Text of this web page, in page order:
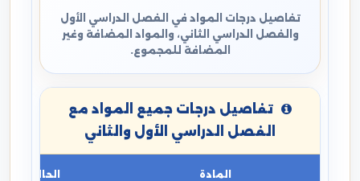
تفاصيل درجات المواد في الفصل الدراسي الأول
والفصل الدراسي الثاني، والمواد المضافة وغير
المضافة للمجموع.
تفاصيل درجات جميع المواد مع
الفصل الدراسي الأول والثاني
المادة الحالة